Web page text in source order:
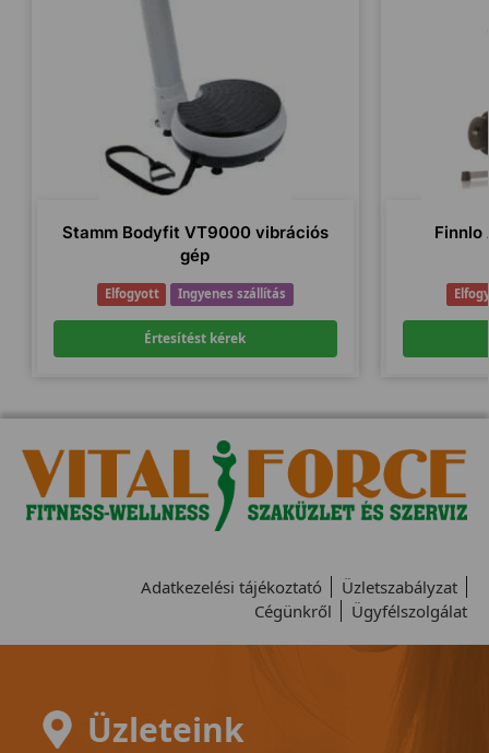
Stamm Bodyfit VT9000 vibrációs
gép
Elfogyott Ingyenes szállítás
Értesítést kérek
Finnlo
Adatkezelési tájékoztató
Üzletszabályzat
Cégünkről
Ügyfélszolgálat
Üzleteink